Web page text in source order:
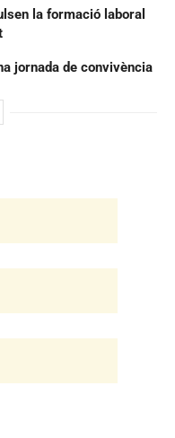
la formació laboral
jornada de convivència